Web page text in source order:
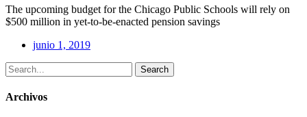
The upcoming budget for the Chicago Public Schools will rely on
$500 million in yet-to-be-enacted pension savings
junio 1, 2019
Search
Archivos